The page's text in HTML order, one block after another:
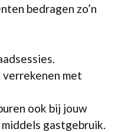
bedragen zo’n
verrekenen met
ook bij jouw
gastgebruik.